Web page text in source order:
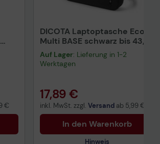
€
DICOTA Laptoptasche Eco
Multi BASE schwarz bis 43,9
cm (17,3 Zoll)
Auf Lager: Lieferung in 1-2
Werktagen
17,89 €
inkl. MwSt. zzgl. Versand ab 5,99 €
In den Warenkorb
Hinweis